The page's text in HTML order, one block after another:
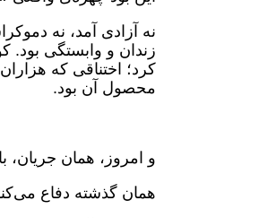
نه آزادی آمد، نه
کرد؛ اختناقی که
محصول آن بود.
و امروز، همان جریان،
همان گذشته دفاع